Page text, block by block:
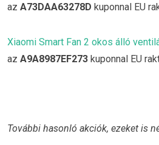
az A73DAA63278D kuponnal EU
Xiaomi Smart Fan 2 okos álló
az A9A8987EF273 kuponnal EU
További hasonló akciók, ezeket is